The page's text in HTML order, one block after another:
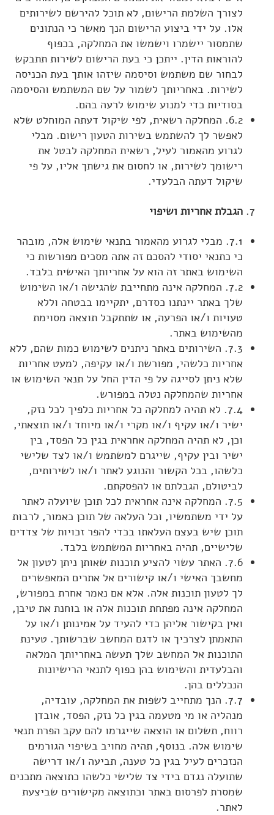
לצורך השלמת הרישום, לא תוכל להירשם לשירותים
אלו. על ידי ביצוע הרישום הנך מאשר כי הנתונים
שתמסור יישמרו וישמשו את המחלקה, בכפוף
להוראות הדין. ייתכן כי בעת הרישום לשירות תתבקש
לבחור שם משתמש וסיסמה שיזהו אותך בעת הכניסה
לשירות. באחריותך לשמור על שם המשתמש והסיסמה
בסודיות כדי למנוע שימוש לרעה בהם.
6.2. המחלקה רשאית, לפי שיקול דעתה המוחלט שלא
לאפשר לך להשתמש בשירות הטעון רישום. מבלי
לגרוע מהאמור לעיל, רשאית המחלקה לבטל את
רישומך לשירות, או לחסום את גישתך אליו, על פי
שיקול דעתה הבלעדי.
הגבלת אחריות ושיפוי
7.1. מבלי לגרוע מהאמור בתנאי שימוש אלה, מובהר
כי כתנאי יסודי להסכם זה אתה מסכים מפורשות כי
השימוש באתר זה הוא על אחריותך האישית בלבד.
7.2. המחלקה אינה מתחייבת שהגישה ו/או השימוש
שלך באתר יינתנו כסדרם, יתקיימו בבטחה וללא
טעויות ו/או הפרעה, או שתתקבל תוצאה מסוימת
מהשימוש באתר.
7.3. השירותים באתר ניתנים לשימוש כמות שהם, ללא
אחריות כלשהי, מפורשת ו/או עקיפה, למעט אחריות
שלא ניתן לסייגה על פי הדין החל על תנאי השימוש או
אחריות שהמחלקה נטלה במפורש.
7.4. לא תהיה למחלקה כל אחריות כלפיך לכל נזק,
ישיר ו/או עקיף ו/או מקרי ו/או מיוחד ו/או תוצאתי,
וכן, לא תהיה המחלקה אחראית בגין כל הפסד, בין
ישיר ובין עקיף, שייגרם למשתמש ו/או לצד שלישי
כלשהו, בכל הקשור והנוגע לאתר ו/או לשירותים,
לביטולם, הגבלתם או להפסקתם.
7.5. המחלקה אינה אחראית לכל תוכן שיועלה לאתר
על ידי משתמשיו, וכל העלאה של תוכן כאמור, לרבות
תוכן שיש בעצם העלאתו בכדי להפר זכויות של צדדים
שלישיים, תהיה באחריות המשתמש בלבד.
7.6. האתר עשוי להציע תוכנות שאותן ניתן לטעון אל
מחשבך האישי ו/או קישורים אל אתרים המאפשרים
לך לטעון תוכנות אלה. אלא אם נאמר אחרת במפורש,
המחלקה אינה מפתחת תוכנות אלה או בוחנת את טיבן,
ואין בקישור אליהן כדי להעיד על אמינותן ו/או על
התאמתן לצרכיך או לדגם המחשב שברשותך. טעינת
התוכנות אל המחשב שלך תעשה באחריותך המלאה
והבלעדית והשימוש בהן כפוף לתנאי הרישיונות
הנכללים בהן.
7.7. הנך מתחייב לשפות את המחלקה, עובדיה,
מנהליה או מי מטעמה בגין כל נזק, הפסד, אובדן
רווח, תשלום או הוצאה שייגרמו להם עקב הפרת תנאי
שימוש אלה. בנוסף, תהיה מחויב בשיפוי הגורמים
הנזכרים לעיל בגין כל טענה, תביעה ו/או דרישה
שתועלה נגדם בידי צד שלישי כלשהו כתוצאה מתכנים
שמסרת לפרסום באתר וכתוצאה מקישורים שביצעת
לאתר.